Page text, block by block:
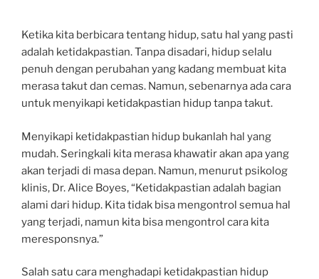
Ketika kita berbicara tentang hidup, satu hal yang pasti
adalah ketidakpastian. Tanpa disadari, hidup selalu
penuh dengan perubahan yang kadang membuat kita
merasa takut dan cemas. Namun, sebenarnya ada cara
untuk menyikapi ketidakpastian hidup tanpa takut.
Menyikapi ketidakpastian hidup bukanlah hal yang
mudah. Seringkali kita merasa khawatir akan apa yang
akan terjadi di masa depan. Namun, menurut psikolog
klinis, Dr. Alice Boyes, “Ketidakpastian adalah bagian
alami dari hidup. Kita tidak bisa mengontrol semua hal
yang terjadi, namun kita bisa mengontrol cara kita
meresponsnya.”
Salah satu cara menghadapi ketidakpastian hidup